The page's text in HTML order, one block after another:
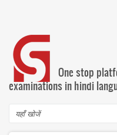
content
One stop
examinations in hindi
Search